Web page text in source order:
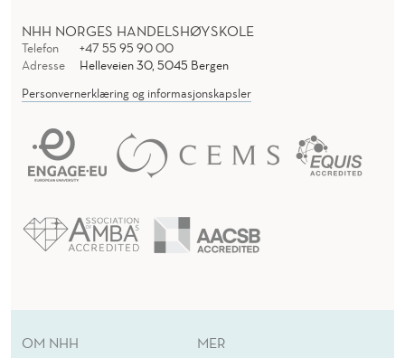
NHH NORGES HANDELSHØYSKOLE
Telefon
+47 55 95 90 00
Adresse
Helleveien 30, 5045 Bergen
Personvernerklæring og informasjonskapsler
OM NHH
MER